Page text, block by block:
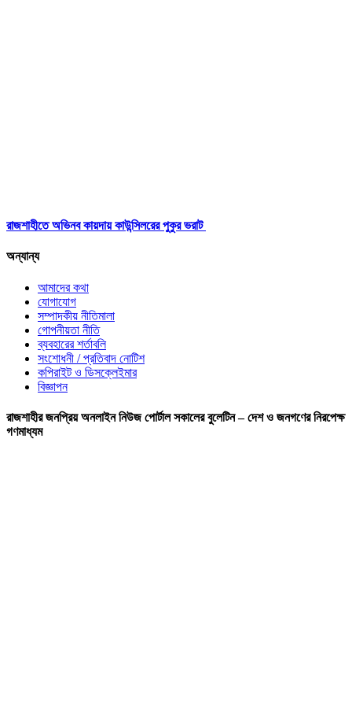
রাজশাহীতে অভিনব কায়দায় কাউন্সিলরের পুকুর ভরাট
অন্যান্য
আমাদের কথা
যোগাযোগ
সম্পাদকীয় নীতিমালা
গোপনীয়তা নীতি
ব্যবহারের শর্তাবলি
সংশোধনী / প্রতিবাদ নোটিশ
কপিরাইট ও ডিসক্লেইমার
বিজ্ঞাপন
রাজশাহীর জনপ্রিয় অনলাইন নিউজ পোর্টাল সকালের বুলেটিন – দেশ ও জনগণের নিরপেক্ষ
গণমাধ্যম